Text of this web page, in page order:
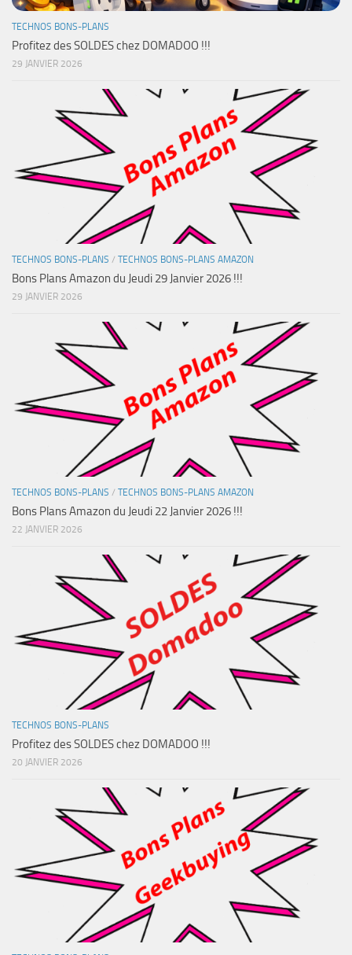
TECHNOS BONS-PLANS
Profitez des SOLDES chez DOMADOO !!!
29 JANVIER 2026
TECHNOS BONS-PLANS / TECHNOS BONS-PLANS AMAZON
Bons Plans Amazon du Jeudi 29 Janvier 2026 !!!
29 JANVIER 2026
TECHNOS BONS-PLANS / TECHNOS BONS-PLANS AMAZON
Bons Plans Amazon du Jeudi 22 Janvier 2026 !!!
22 JANVIER 2026
TECHNOS BONS-PLANS
Profitez des SOLDES chez DOMADOO !!!
20 JANVIER 2026